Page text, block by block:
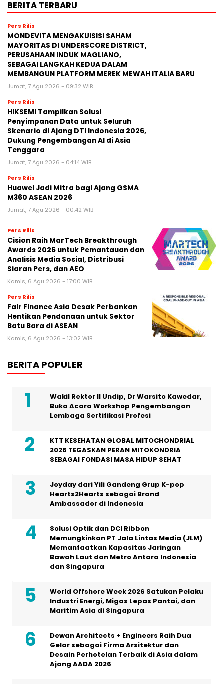
BERITA TERBARU
Pers Rilis
MONDEVITA MENGAKUISISI SAHAM
MAYORITAS DI UNDERSCORE DISTRICT,
PERUSAHAAN INDUK MAGLIANO,
SEBAGAI LANGKAH KEDUA DALAM
MEMBANGUN PLATFORM MEREK MEWAH ITALIA BARU
Jumat, 7 Agu 2026 - 09:32 WIB
Pers Rilis
HIKSEMI Tampilkan Solusi
Penyimpanan Data untuk Seluruh
Skenario di Ajang DTI Indonesia 2026,
Dukung Pengembangan AI di Asia
Tenggara
Jumat, 7 Agu 2026 - 04:14 WIB
Pers Rilis
Huawei Jadi Mitra bagi Ajang GSMA
M360 ASEAN 2026
Jumat, 7 Agu 2026 - 00:42 WIB
Pers Rilis
Cision Raih MarTech Breakthrough
Awards 2026 untuk Pemantauan dan
Analisis Media Sosial, Distribusi
Siaran Pers, dan AEO
Kamis, 6 Agu 2026 - 17:00 WIB
Pers Rilis
Fair Finance Asia Desak Perbankan
Hentikan Pendanaan untuk Sektor
Batu Bara di ASEAN
Kamis, 6 Agu 2026 - 13:02 WIB
BERITA POPULER
Wakil Rektor II Undip, Dr Warsito Kawedar,
Buka Acara Workshop Pengembangan
Lembaga Sertifikasi Profesi
KTT KESEHATAN GLOBAL MITOCHONDRIAL
2026 TEGASKAN PERAN MITOKONDRIA
SEBAGAI FONDASI MASA HIDUP SEHAT
Joyday dari Yili Gandeng Grup K-pop
Hearts2Hearts sebagai Brand
Ambassador di Indonesia
Solusi Optik dan DCI Ribbon
Memungkinkan PT Jala Lintas Media (JLM)
Memanfaatkan Kapasitas Jaringan
Bawah Laut dan Metro Antara Indonesia
dan Singapura
World Offshore Week 2026 Satukan Pelaku
Industri Energi, Migas Lepas Pantai, dan
Maritim Asia di Singapura
Dewan Architects + Engineers Raih Dua
Gelar sebagai Firma Arsitektur dan
Desain Perhotelan Terbaik di Asia dalam
Ajang AADA 2026